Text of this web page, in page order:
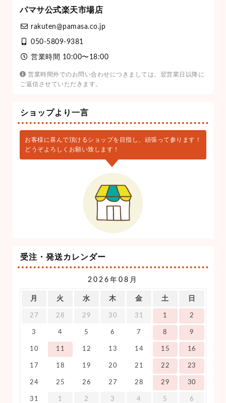
パマサ公式楽天市場店
rakuten@pamasa.co.jp
050-5809-9381
営業時間 10:00〜18:00
営業時間外でのお問い合わせにつきましては、翌営業日以降に
ご返信させていただきます。
ショップより一言
お客様に喜んで頂けるショップを目指し、頑張って参ります！
どうぞよろしくお願い致します！
受注・発送カレンダー
2026年08月
月 火 水 木 金 土 日
27 28 29 30 31 1 2
3 4 5 6 7 8 9
10 11 12 13 14 15 16
17 18 19 20 21 22 23
24 25 26 27 28 29 30
31 1 2 3 4 5 6